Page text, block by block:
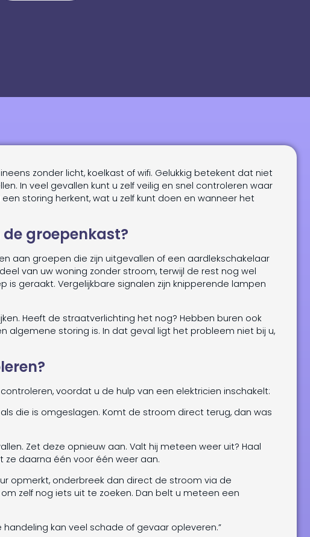
zonder licht, koelkast of wifi. Gelukkig betekent dat niet
In veel gevallen kunt u zelf veilig en snel controleren waar
storing herkent, wat u zelf kunt doen en wanneer het
groepenkast?
aan groepen die zijn uitgevallen of een aardlekschakelaar
van uw woning zonder stroom, terwijl de rest nog wel
is geraakt. Vergelijkbare signalen zijn knipperende lampen
Heeft de straatverlichting het nog? Hebben buren ook
algemene storing is. In dat geval ligt het probleem niet bij u,
voordat u de hulp van een elektricien inschakelt:
die is omgeslagen. Komt de stroom direct terug, dan was
Zet deze opnieuw aan. Valt hij meteen weer uit? Haal
daarna één voor één weer aan.
opmerkt, onderbreek dan direct de stroom via de
zelf nog iets uit te zoeken. Dan belt u meteen een
kan veel schade of gevaar opleveren.”